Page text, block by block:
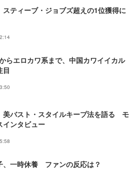
スティーブ・ジョブズ超えの1位獲得に
らエロカワ系まで、中国カワイイカル
目
美バスト・スタイルキープ法を語る モ
インタビュー
、一時休養 ファンの反応は？